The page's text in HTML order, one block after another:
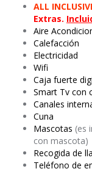
ALL
Extras.
Aire
Calefacción
Electricidad
Wifi
Caja fuerte
Smart Tv con
Canales
Cuna
Mascotas (es
con mascota)
Recogida de
Teléfono de